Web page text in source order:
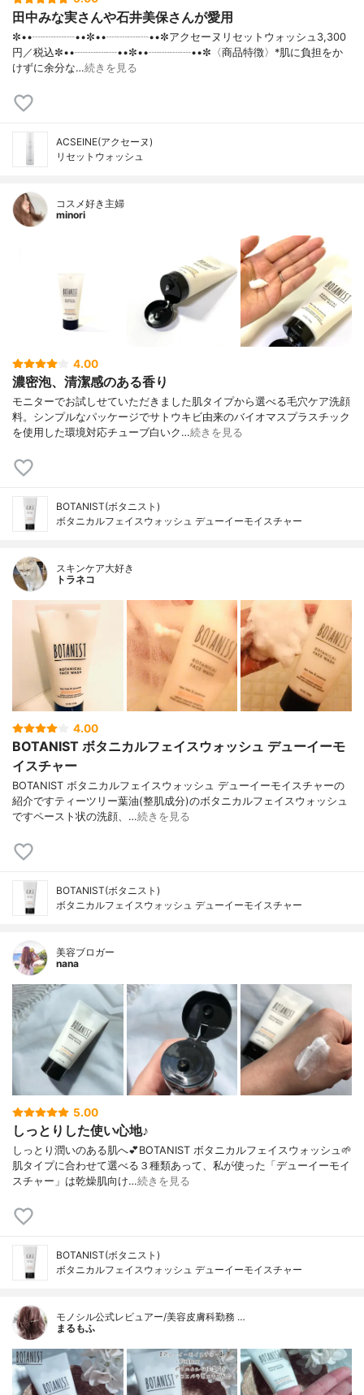
田中みな実さんや石井美保さんが愛用
✼••┈┈┈┈••✼••┈┈┈┈••✼アクセーヌリセットウォッシュ3,300
円／税込✼••┈┈┈┈••✼••┈┈┈┈••✼〈商品特徴〉*肌に負担をか
けずに余分な…続きを見る
ACSEINE(アクセーヌ)
リセットウォッシュ
コスメ好き主婦
minori
4.00
濃密泡、清潔感のある香り
モニターでお試しせていただきました肌タイプから選べる毛穴ケア洗顔
料。シンプルなパッケージでサトウキビ由来のバイオマスプラスチック
を使用した環境対応チューブ白いク…続きを見る
BOTANIST(ボタニスト)
ボタニカルフェイスウォッシュ デューイーモイスチャー
スキンケア大好き
トラネコ
4.00
BOTANIST ボタニカルフェイスウォッシュ デューイーモ
イスチャー
BOTANIST ボタニカルフェイスウォッシュ デューイーモイスチャーの
紹介ですティーツリー葉油(整肌成分)のボタニカルフェイスウォッシュ
ですペースト状の洗顔、…続きを見る
BOTANIST(ボタニスト)
ボタニカルフェイスウォッシュ デューイーモイスチャー
美容ブロガー
nana
5.00
しっとりした使い心地♪
しっとり潤いのある肌へ💕BOTANIST ボタニカルフェイスウォッシュ🌱
肌タイプに合わせて選べる３種類あって、私が使った「デューイーモイ
スチャー」は乾燥肌向け…続きを見る
BOTANIST(ボタニスト)
ボタニカルフェイスウォッシュ デューイーモイスチャー
モノシル公式レビュアー/美容皮膚科勤務 …
まるもふ